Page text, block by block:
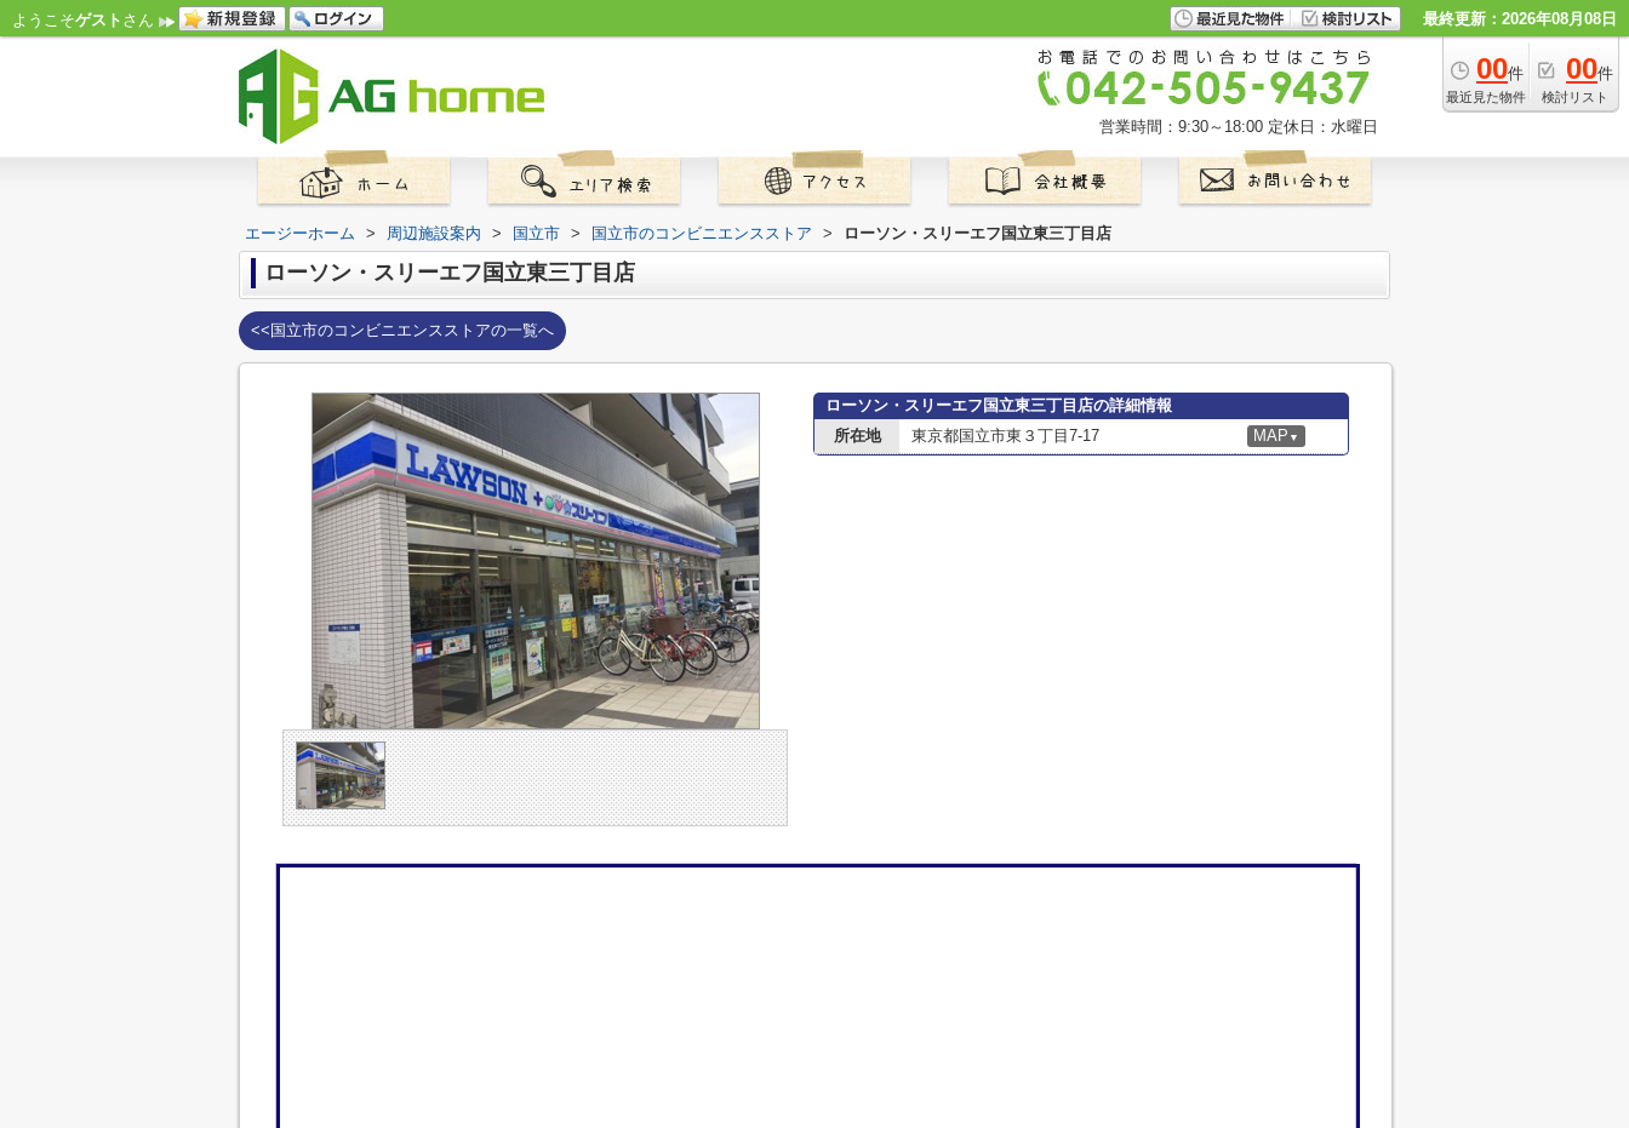
ようこそゲスト さん 最終更新：2026年08月08日
00件
最近見た物件
00件
検討リスト
営業時間：9:30～18:00 定休日：水曜日
エージーホーム > 周辺施設案内 > 国立市 > 国立市のコンビニエンスストア > ローソン・スリーエフ国立東三丁目店
ローソン・スリーエフ国立東三丁目店
<<国立市のコンビニエンスストアの一覧へ
ローソン・スリーエフ国立東三丁目店の詳細情報
所在地
東京都国立市東３丁目7-17 MAP ▼